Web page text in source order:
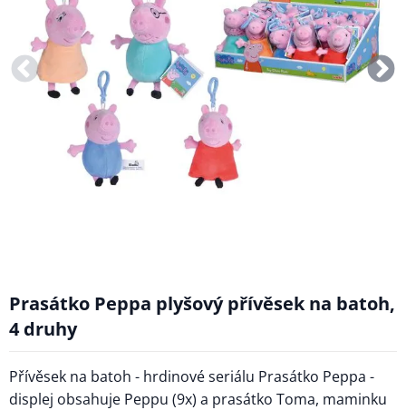
Prasátko Peppa plyšový přívěsek na batoh,
4 druhy
Přívěsek na batoh - hrdinové seriálu Prasátko Peppa -
displej obsahuje Peppu (9x) a prasátko Toma, maminku